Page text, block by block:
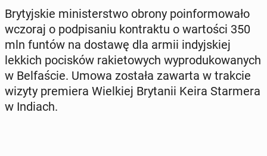
Bry­tyj­skie mi­ni­ster­stwo obrony po­in­for­mo­wa­ło
wczoraj o pod­pi­sa­niu kon­trak­tu o war­to­ści 350
mln funtów na dostawę dla armii in­dyj­skiej
lekkich po­ci­sków ra­kie­to­wych wy­pro­du­ko­wa­nych
w Bel­fa­ście. Umowa została zawarta w trakcie
wizyty pre­mie­ra Wiel­kiej Bry­ta­nii Keira Star­me­ra
w Indiach.